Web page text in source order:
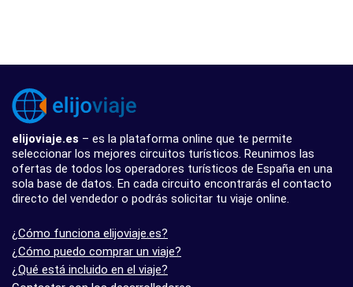
elijoviaje.es – es la plataforma online que te permite
seleccionar los mejores circuitos turísticos. Reunimos las
ofertas de todos los operadores turísticos de España en una
sola base de datos. En cada circuito encontrarás el contacto
directo del vendedor o podrás solicitar tu viaje online.
¿Cómo funciona elijoviaje.es?
¿Cómo puedo comprar un viaje?
¿Qué está incluido en el viaje?